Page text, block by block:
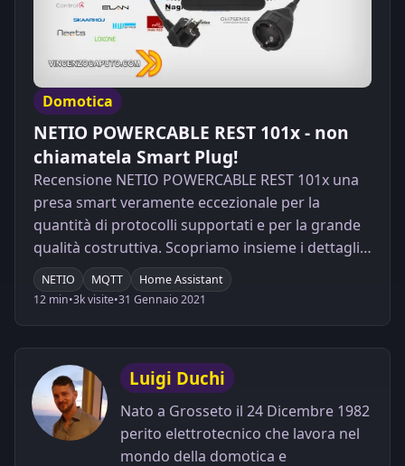
Domotica
NETIO POWERCABLE REST 101x - non
chiamatela Smart Plug!
Recensione NETIO POWERCABLE REST 101x una
presa smart veramente eccezionale per la
quantità di protocolli supportati e per la grande
qualità costruttiva. Scopriamo insieme i dettagli e
come integrarla in Home Assistant
NETIO MQTT
Home Assistant
12 min•3k visite•31 Gennaio 2021
Luigi Duchi
Nato a Grosseto il 24 Dicembre 1982
perito elettrotecnico che lavora nel
mondo della domotica e